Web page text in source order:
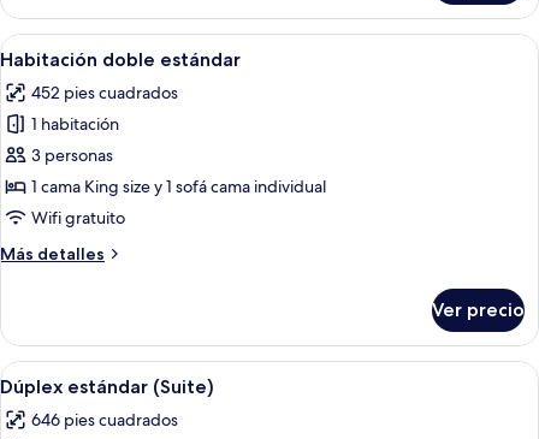
superior
(Suite)
Abrir
todas
las
fotos
de
Habitación
doble
Una habitación de hotel con una
5
Habitación doble estándar
452 pies cuadrados
1 habitación
3 personas
1 cama King size y 1 sofá cama individual
Wifi gratuito
Más detalles
Más
doble
estándar
Ver precio
Abrir
todas
las
1 habitación y ropa de cama de alta
4
Dúplex estándar (Suite)
646 pies cuadrados